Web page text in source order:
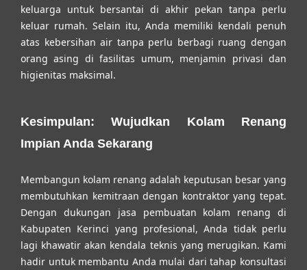
keluarga untuk bersantai di akhir pekan tanpa perlu
keluar rumah. Selain itu, Anda memiliki kendali penuh
atas kebersihan air tanpa perlu berbagi ruang dengan
orang asing di fasilitas umum, menjamin privasi dan
higienitas maksimal.
Kesimpulan: Wujudkan Kolam Renang
Impian Anda Sekarang
Membangun kolam renang adalah keputusan besar yang
membutuhkan kemitraan dengan kontraktor yang tepat.
Dengan dukungan jasa pembuatan kolam renang di
Kabupaten Kerinci yang profesional, Anda tidak perlu
lagi khawatir akan kendala teknis yang merugikan. Kami
hadir untuk membantu Anda mulai dari tahap konsultasi